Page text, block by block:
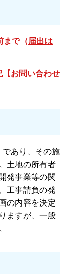
まで（届出は
お問い合わせ
あり、その施
土地の所有者
発事業等の関
工事請負の発
の内容を決定
ますが、一般